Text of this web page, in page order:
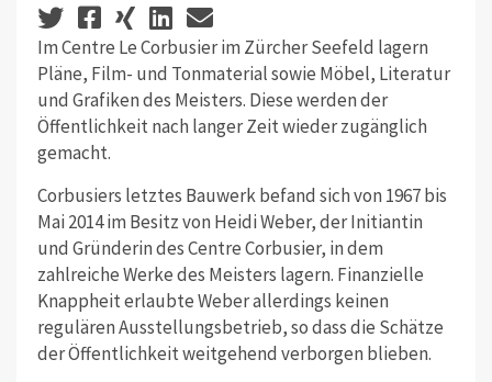
Im Centre Le Corbusier im Zürcher Seefeld lagern
Pläne, Film- und Tonmaterial sowie Möbel, Literatur
und Grafiken des Meisters. Diese werden der
Öffentlichkeit nach langer Zeit wieder zugänglich
gemacht.
Corbusiers letztes Bauwerk befand sich von 1967 bis
Mai 2014 im Besitz von Heidi Weber, der Initiantin
und Gründerin des Centre Corbusier, in dem
zahlreiche Werke des Meisters lagern. Finanzielle
Knappheit erlaubte Weber allerdings keinen
regulären Ausstellungsbetrieb, so dass die Schätze
der Öffentlichkeit weitgehend verborgen blieben.